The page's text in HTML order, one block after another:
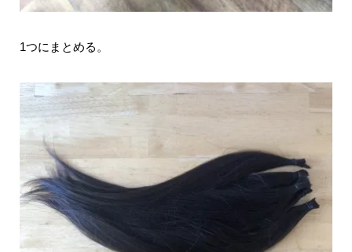
1つにまとめる。